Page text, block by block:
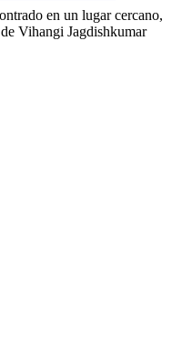
en un lugar cercano,
Vihangi Jagdishkumar